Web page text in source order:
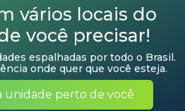
vários locais do
você precisar!
espalhadas por todo o Brasil.
onde quer que você esteja.
unidade perto de você